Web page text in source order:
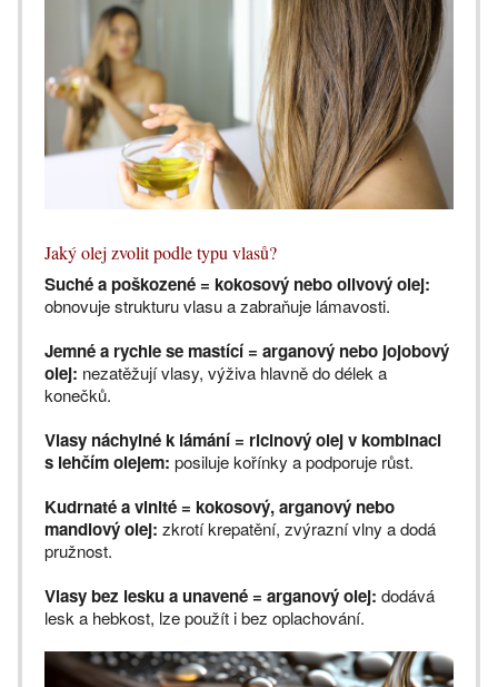
Jaký olej zvolit podle typu vlasů?
Suché a poškozené = kokosový nebo olivový olej:
obnovuje strukturu vlasu a zabraňuje lámavosti.
Jemné a rychle se mastící = arganový nebo jojobový
olej: nezatěžují vlasy, výživa hlavně do délek a
konečků.
Vlasy náchylné k lámání = ricinový olej v kombinaci
s lehčím olejem: posiluje kořínky a podporuje růst.
Kudrnaté a vlnité = kokosový, arganový nebo
mandlový olej: zkrotí krepatění, zvýrazní vlny a dodá
pružnost.
Vlasy bez lesku a unavené = arganový olej: dodává
lesk a hebkost, lze použít i bez oplachování.